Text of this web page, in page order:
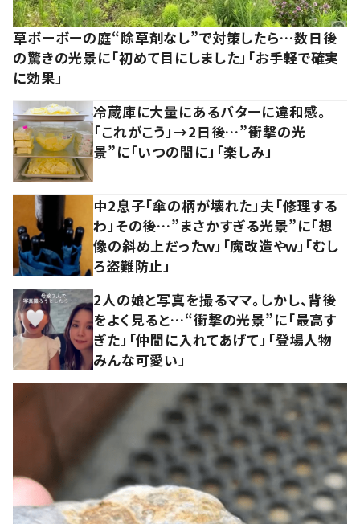
草ボーボーの庭“除草剤なし”で対策したら…数日後
の驚きの光景に「初めて目にしました」「お手軽で確実
に効果」
冷蔵庫に大量にあるバターに違和感。
「これがこう」→2日後…”衝撃の光
景”に「いつの間に」「楽しみ」
中2息子「傘の柄が壊れた」夫「修理する
わ」その後…”まさかすぎる光景”に「想
像の斜め上だったｗ」「魔改造やｗ」「むし
ろ盗難防止」
2人の娘と写真を撮るママ。しかし、背後
をよく見ると…“衝撃の光景”に「最高す
ぎた」「仲間に入れてあげて」「登場人物
みんな可愛い」